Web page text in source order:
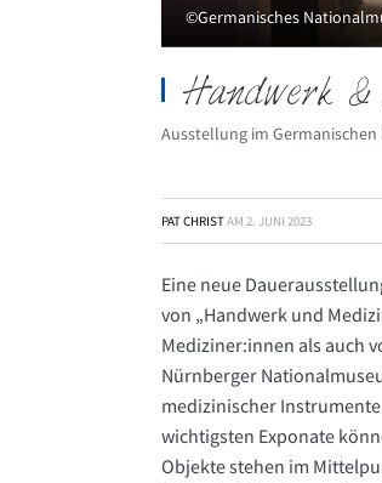
©Germanisches
Handwerk
Ausstellung im
PAT CHRISTAM 2. JUNI 2023
Eine neue
von „Handwerk und
Mediziner:innen als auch
Nürnberger
medizinischer
wichtigsten Exponate
Objekte stehen im